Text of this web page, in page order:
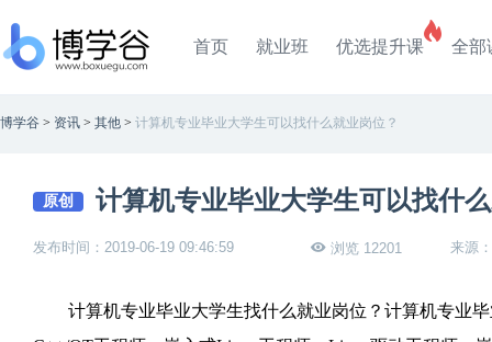
首页 就业班 优选提升课 全部
博学谷 > 资讯 > 其他 > 计算机专业毕业大学生可以找什么就业岗位？
原创 计算机专业毕业大学生可以找什
发布时间：2019-06-19 09:46:59 浏览 12201 来源
计算机专业毕业大学生找什么就业岗位？计算机专业毕